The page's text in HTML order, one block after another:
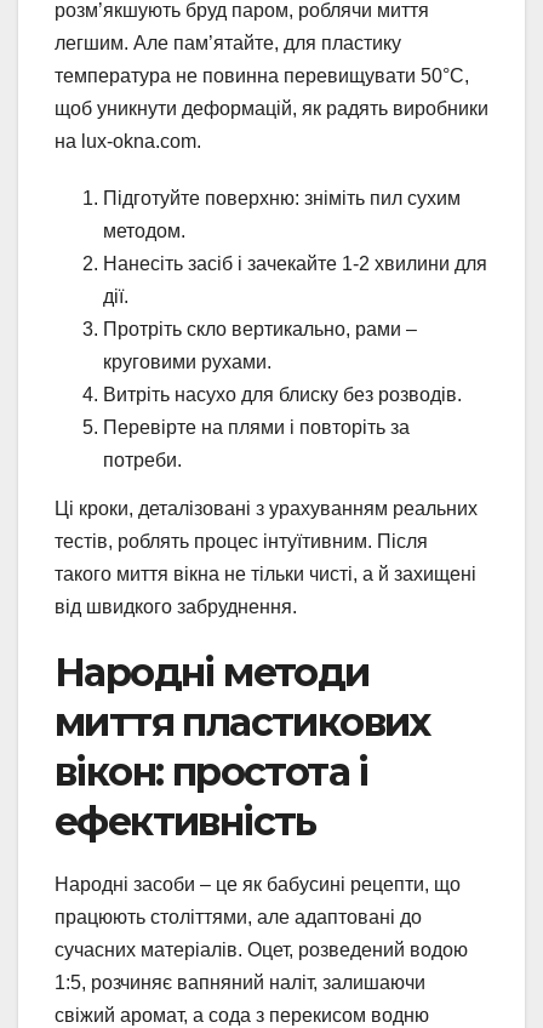
розм’якшують бруд паром, роблячи миття
легшим. Але пам’ятайте, для пластику
температура не повинна перевищувати 50°C,
щоб уникнути деформацій, як радять виробники
на lux-okna.com.
Підготуйте поверхню: зніміть пил сухим
методом.
Нанесіть засіб і зачекайте 1-2 хвилини для
дії.
Протріть скло вертикально, рами –
круговими рухами.
Витріть насухо для блиску без розводів.
Перевірте на плями і повторіть за
потреби.
Ці кроки, деталізовані з урахуванням реальних
тестів, роблять процес інтуїтивним. Після
такого миття вікна не тільки чисті, а й захищені
від швидкого забруднення.
Народні методи
миття пластикових
вікон: простота і
ефективність
Народні засоби – це як бабусині рецепти, що
працюють століттями, але адаптовані до
сучасних матеріалів. Оцет, розведений водою
1:5, розчиняє вапняний наліт, залишаючи
свіжий аромат, а сода з перекисом водню